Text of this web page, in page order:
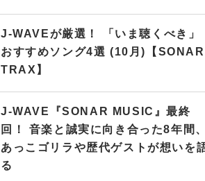
J-WAVEが厳選！ 「いま聴くべき」
おすすめソング4選 (10月)【SONAR
TRAX】
J-WAVE『SONAR MUSIC』最終
回！ 音楽と誠実に向き合った8年間
あっこゴリラや歴代ゲストが想いを
る